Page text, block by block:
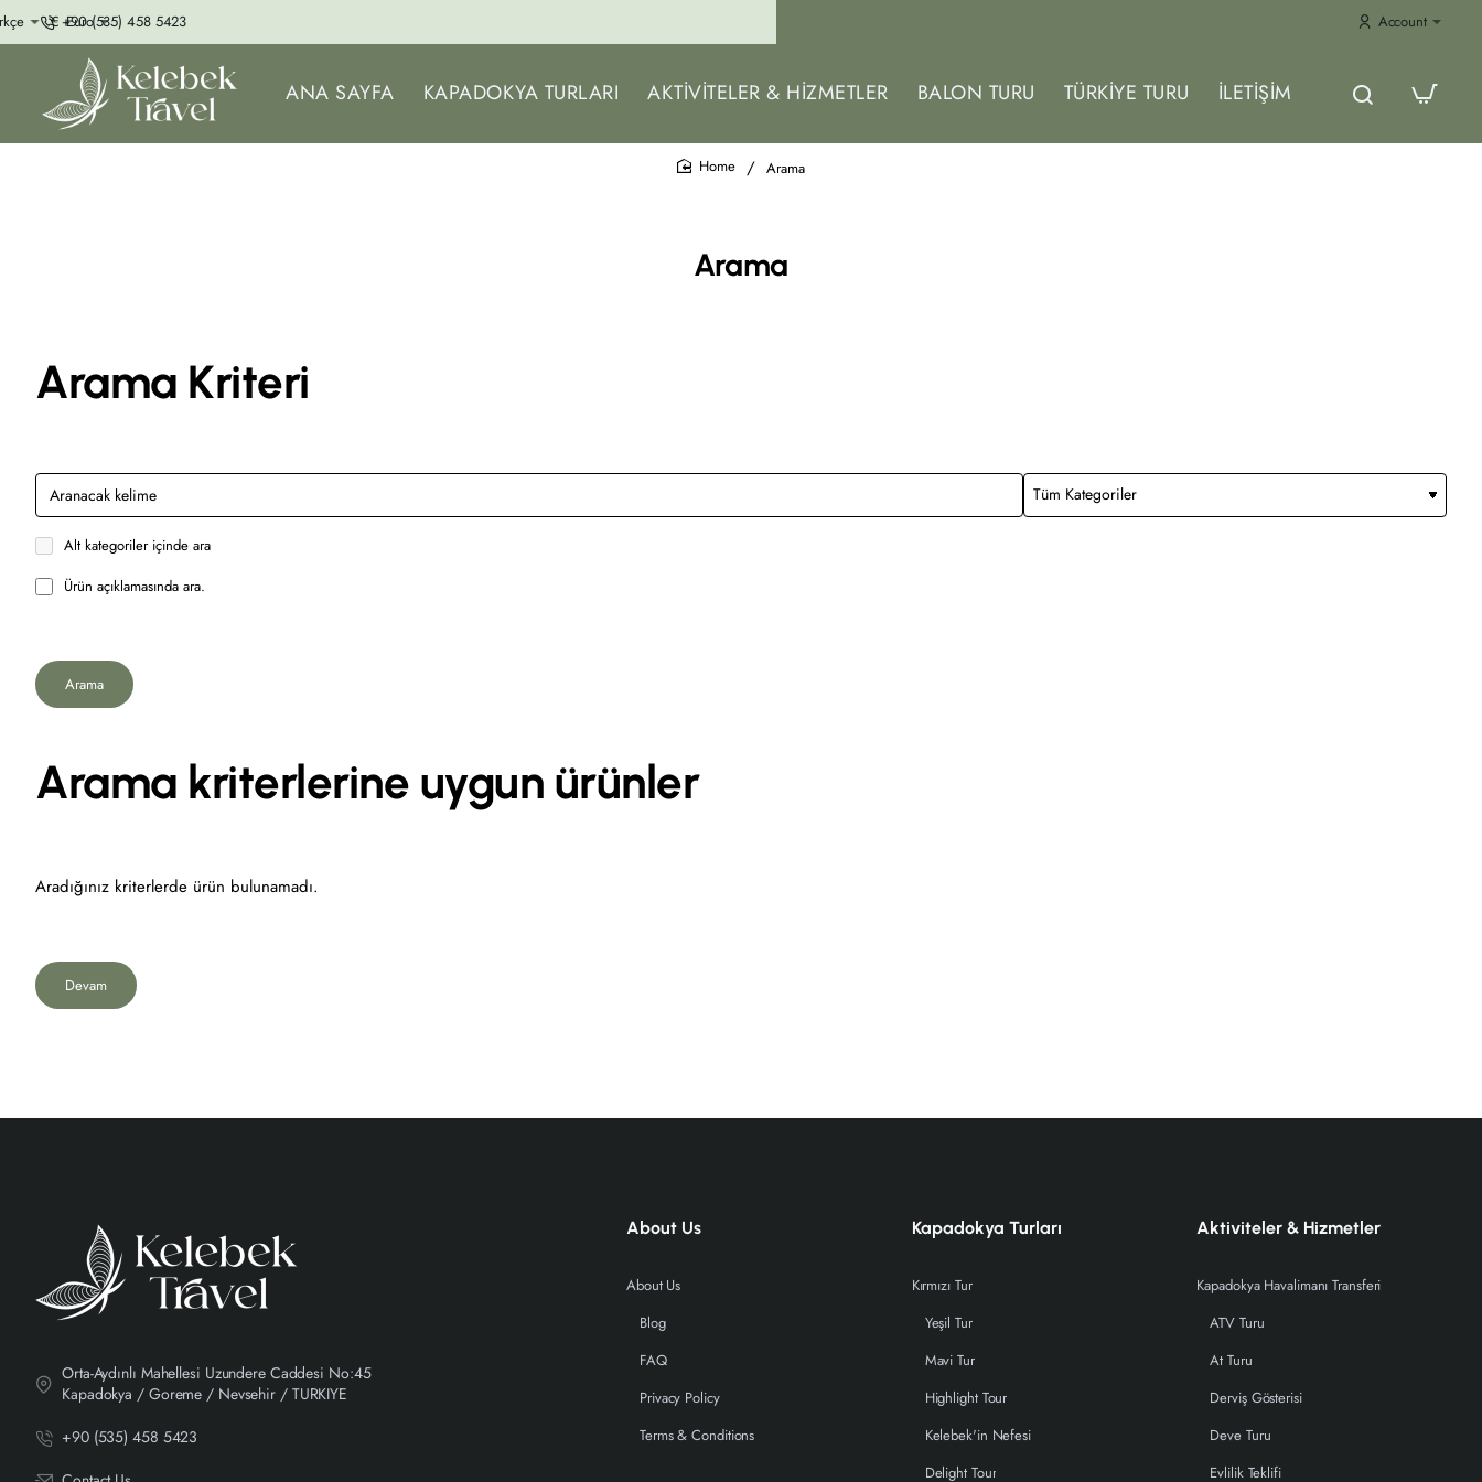
+90 (535) 458 5423
€ Euro Account
ANA SAYFA KAPADOKYA TURLARI AKTIVITELER & HIZMETLER BALON TURU TÜRKIYE TURU İLETIŞIM
Arama
Arama
Arama Kriteri
Alt kategoriler içinde ara
Ürün açıklamasında ara.
Arama
Arama kriterlerine uygun ürünler
Aradığınız kriterlerde ürün bulunamadı.
Devam
Orta-Aydınlı Mahellesi Uzundere Caddesi No:45
Kapadokya / Goreme / Nevsehir / TURKIYE
+90 (535) 458 5423
About Us
About Us
Blog
FAQ
Privacy Policy
Terms & Conditions
Kapadokya Turları
Kırmızı Tur
Yeşil Tur
Mavi Tur
Highlight Tour
Kelebek'in Nefesi
Delight Tour
Aktiviteler & Hizmetler
Kapadokya Havalimanı Transferi
ATV Turu
At Turu
Derviş Gösterisi
Deve Turu
Evlilik Teklifi